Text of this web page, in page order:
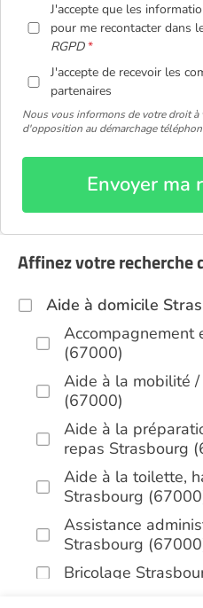
J'accepte que les
pour me recontacter dans
RGPD
J'accepte de recevoir les
partenaires
Nous vous informons de votre droit
d'opposition au démarchage
Envoyer ma
Affinez votre recherche
Aide à domicile
Accompagnement
(67000)
Aide à la mobilité
(67000)
Aide à la
repas Strasbourg
Aide à la toilette,
Strasbourg
Assistance
Strasbourg
Bricolage